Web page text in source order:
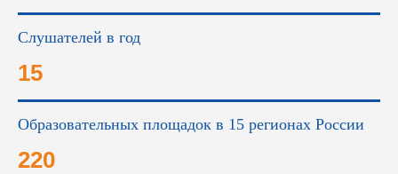
Слушателей в год
15
Образовательных площадок в 15 регионах России
220